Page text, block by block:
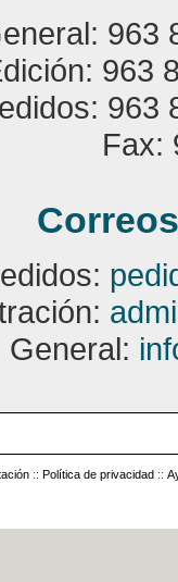
963
963
963
Fax:
General:
:: Política de privacidad ::